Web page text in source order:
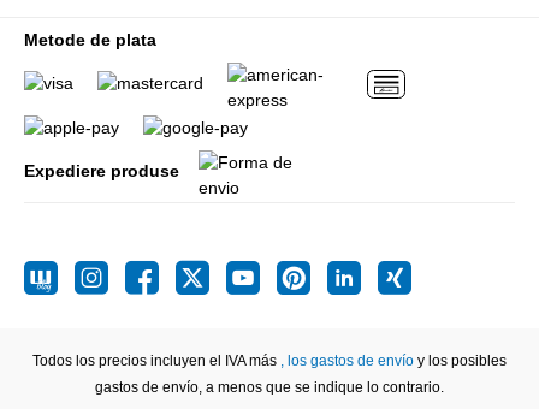
Metode de plata
Expediere produse
Todos los precios incluyen el IVA más , los gastos de envío y los posibles
gastos de envío, a menos que se indique lo contrario.